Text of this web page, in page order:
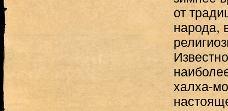
от
народа,
халха-